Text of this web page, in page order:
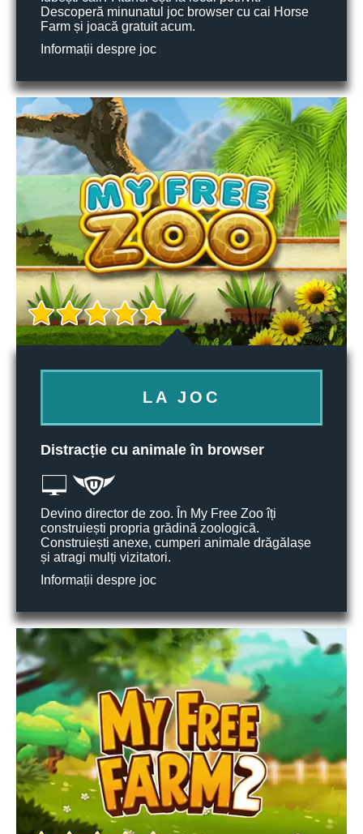
Descoperă minunatul joc browser cu cai Horse
Farm și joacă gratuit acum.
Informații despre joc
LA JOC
Distracție cu animale în browser
Devino director de zoo. În My Free Zoo îți
construiești propria grădină zoologică.
Construiești anexe, cumperi animale drăgălașe
și atragi mulți vizitatori.
Informații despre joc